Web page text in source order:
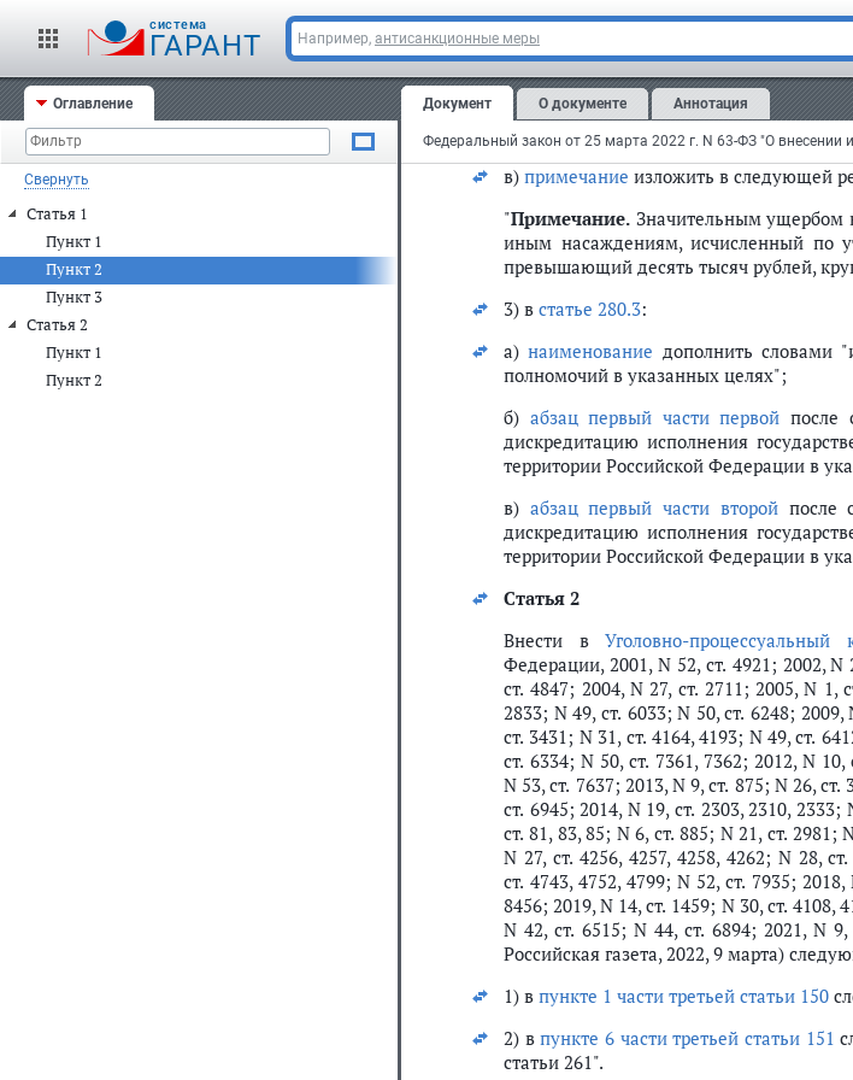
cистема
ГАРАНТ Например, антисанкционные меры
Оглавление
Свернуть
Статья 1
Пункт 1
Пункт 2
Пункт 3
Статья 2
Пункт 1
Пункт 2
Документ О документе Аннотация
наказывается штрафом в размере от
иного дохода осужденного за период
восьмидесяти часов, либо
до четырех лет, либо лишением свободы
б)часть вторуюпризнать утратившей
в) примечание изложить в следующей
"Примечание. Значительным ущербом
иным насаждениям, исчисленный по
превышающий десять тысяч рублей,
3) в статье 280.3:
а)наименование дополнить словами
полномочий в указанных целях";
б) абзац первый части первой после
дискредитацию исполнения
территории Российской Федерации в
в) абзац первый части второйпосле
дискредитацию исполнения
территории Российской Федерации в
Статья 2
Внести в Уголовно-процессуальный
Федерации, 2001, N 52, ст. 4921; 2002, N
ст. 4847; 2004, N 27, ст. 2711; 2005, N 1,
2833; N 49, ст. 6033; N 50, ст. 6248;
ст. 3431; N 31, ст. 4164, 4193; N 49, ст.
ст. 6334; N 50, ст. 7361, 7362; 2012, N
N 53, ст. 7637; 2013, N 9, ст. 875; N 26,
ст. 6945; 2014, N 19, ст. 2303, 2310,
ст. 81, 83, 85; N 6, ст. 885; N 21, ст. 2981;
N 27, ст. 4256, 4257, 4258, 4262; N 28,
ст. 4743, 4752, 4799; N 52, ст. 7935;
8456; 2019, N 14, ст. 1459; N 30, ст. 4108,
N 42, ст. 6515; N 44, ст. 6894; 2021, N
Российская газета, 2022, 9 марта)
1) в пункте 1 части третьей статьи 150
2) впункте 6 части третьей статьи 151
статьи 261".